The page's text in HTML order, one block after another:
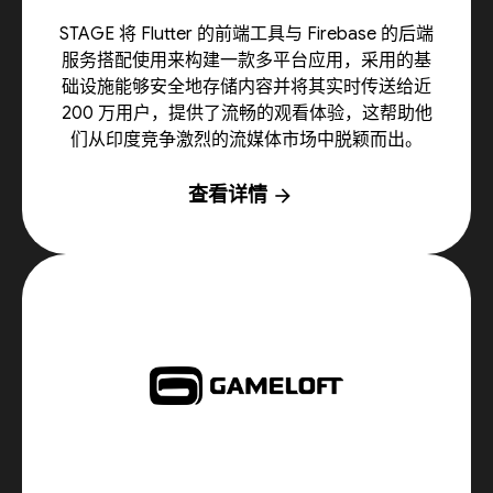
STAGE 将 Flutter 的前端工具与 Firebase 的后端
服务搭配使用来构建一款多平台应用，采用的基
础设施能够安全地存储内容并将其实时传送给近
200 万用户，提供了流畅的观看体验，这帮助他
们从印度竞争激烈的流媒体市场中脱颖而出。
查看详情 arrow_forward